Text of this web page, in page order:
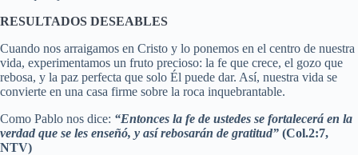
RESULTADOS DESEABLES
Cuando nos arraigamos en Cristo y lo ponemos en el centro de nuestra
vida, experimentamos un fruto precioso: la fe que crece, el gozo que
rebosa, y la paz perfecta que solo Él puede dar. Así, nuestra vida se
convierte en una casa firme sobre la roca inquebrantable.
Como Pablo nos dice: “Entonces la fe de ustedes se fortalecerá en la
verdad que se les enseñó, y así rebosarán de gratitud” (Col.2:7,
NTV)